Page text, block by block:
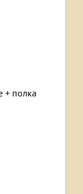
+ полка